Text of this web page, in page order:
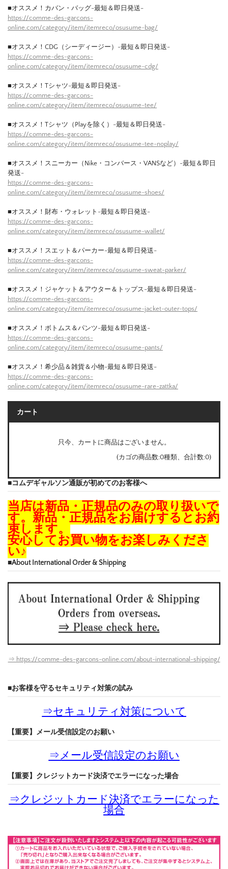
■オススメ！カバン・バッグ-最短＆即日発送-
https://comme-des-garcons-
online.com/category/item/itemreco/osusume-bag/
■オススメ！CDG（シーディージー）-最短＆即日発送-
https://comme-des-garcons-
online.com/category/item/itemreco/osusume-cdg/
■オススメ！Tシャツ-最短＆即日発送-
https://comme-des-garcons-
online.com/category/item/itemreco/osusume-tee/
■オススメ！Tシャツ（Playを除く）-最短＆即日発送-
https://comme-des-garcons-
online.com/category/item/itemreco/osusume-tee-noplay/
■オススメ！スニーカー（Nike・コンバース・VANSなど）-最短＆即日
発送-
https://comme-des-garcons-
online.com/category/item/itemreco/osusume-shoes/
■オススメ！財布・ウォレット-最短＆即日発送-
https://comme-des-garcons-
online.com/category/item/itemreco/osusume-wallet/
■オススメ！スエット＆パーカー-最短＆即日発送-
https://comme-des-garcons-
online.com/category/item/itemreco/osusume-sweat-parker/
■オススメ！ジャケット＆アウター＆トップス-最短＆即日発送-
https://comme-des-garcons-
online.com/category/item/itemreco/osusume-jacket-outer-tops/
■オススメ！ボトムス＆パンツ-最短＆即日発送-
https://comme-des-garcons-
online.com/category/item/itemreco/osusume-pants/
■オススメ！希少品＆雑貨＆小物-最短＆即日発送-
https://comme-des-garcons-
online.com/category/item/itemreco/osusume-rare-zattka/
カート
只今、カートに商品はございません。
(カゴの商品数:0種類、合計数:0)
■コムデギャルソン通販が初めてのお客様へ
当店は新品・正規品のみの取り扱いで
す。新品・正規品をお届けするとお約
束します。
安心してお買い物をお楽しみくださ
い♪
■About International Order & Shipping
⇒ https://comme-des-garcons-online.com/about-international-shipping/
■お客様を守るセキュリティ対策の試み
⇒セキュリティ対策について
【重要】メール受信設定のお願い
⇒メール受信設定のお願い
【重要】クレジットカード決済でエラーになった場合
⇒クレジットカード決済でエラーになった
場合